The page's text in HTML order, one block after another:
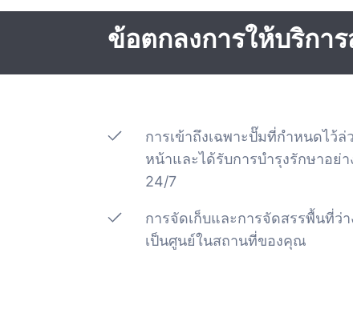
ข้อตกลงการให้บริกา
การเข้าถึงเฉพาะปั๊มที่กําหนดไว้ล่
หน้าและได้รับการบํารุงรักษาอย่า
24/7
การจัดเก็บและการจัดสรรพื้นที่ว่า
เป็นศูนย์ในสถานที่ของคุณ